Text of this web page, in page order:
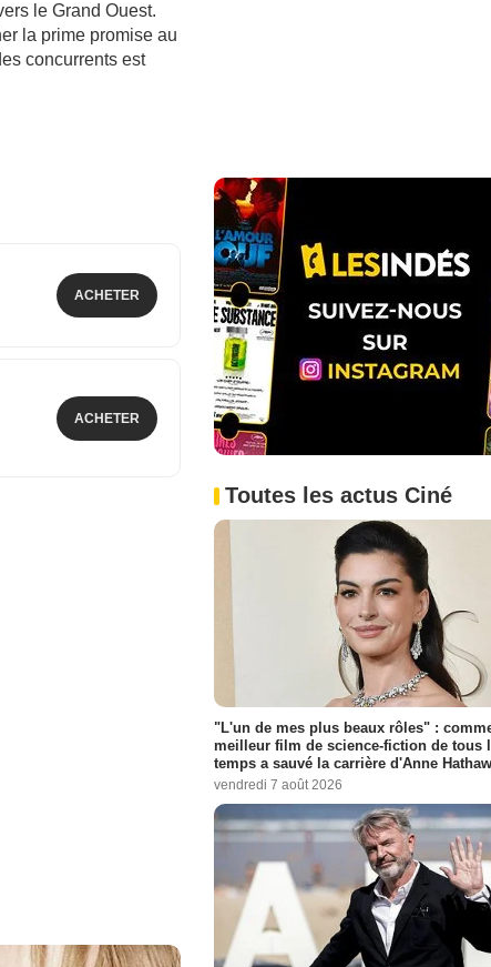
le Grand Ouest.
la prime promise au
concurrents est
ACHETER
ACHETER
Toutes les actus Ciné
"L'un de mes plus beaux rôles" :
meilleur film de science-fiction de tous
temps a sauvé la carrière d'Anne
vendredi 7 août 2026